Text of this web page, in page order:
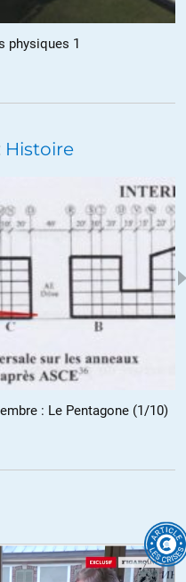
physiques 1
Histoire
: Le Pentagone (1/10)